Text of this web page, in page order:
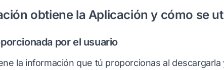
obtiene la Aplicación y cómo se
por el usuario
la información que tú proporcionas al